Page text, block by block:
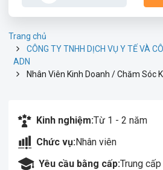
Trang chủ
CÔNG TY TNHH DỊCH VỤ Y TẾ VÀ
ADN
Nhân Viên Kinh Doanh / Chăm Sóc
Kinh nghiệm:Từ 1 - 2 năm
Chức vụ:Nhân viên
Yêu cầu bằng cấp:Trung cấp